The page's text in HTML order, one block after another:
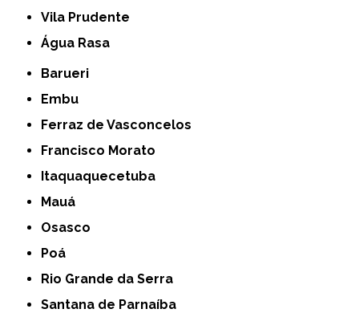
Vila Prudente
Água Rasa
Barueri
Embu
Ferraz de Vasconcelos
Francisco Morato
Itaquaquecetuba
Mauá
Osasco
Poá
Rio Grande da Serra
Santana de Parnaíba